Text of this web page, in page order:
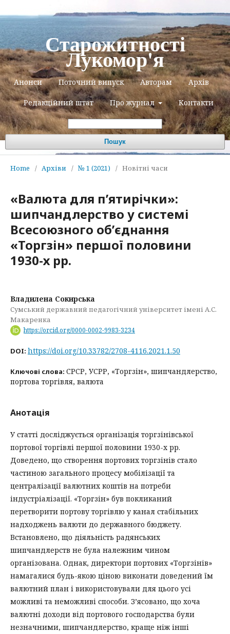
Старожитності
Лукомор'я
Анонси Поточний випуск Авторам Архів
Редакційний штат Про журнал Контакти
Пошук
Home / Архіви / № 1 (2021) / Новітні часи
«Валюта для п’ятирічки»:
шипчандлерство у системі
Всесоюзного об’єднання
«Торгзін» першої половини
1930-х рр.
Владилена Сокирська
Сумський державний педагогічний університет імені А.С.
Макаренка
https://orcid.org/0000-0002-9983-3234
DOI: https://doi.org/10.33782/2708-4116.2021.1.50
Ключові слова: СРСР, УСРР, «Торгзін», шипчандлерство,
портова торгівля, валюта
Анотація
У статті досліджується організація торгзінівської
портової торгівлі першої половини 1930-х рр.
Доведено, що створення портових торгзінів стало
частиною загального процесу мобілізації та
централізації валютних коштів на потреби
індустріалізації. «Торгзін» був покликаний
перетворити портову торгівлю у канал стабільних
надходжень валюти до державного бюджету.
Встановлено, що діяльність радянських
шипчандлерств не була належним чином
організована. Однак, директори портових «Торгзінів»
намагалися будь-якою ціною виконати доведений їм
валютний план і використовували для цього усі
можливі та неможливі способи. З’ясовано, що хоча
валютні доходи від портового господарства були
незначними, шипчандлерство, краще ніж інші